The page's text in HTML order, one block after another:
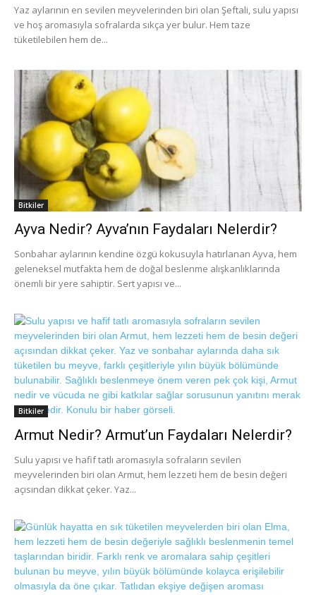
Yaz aylarının en sevilen meyvelerinden biri olan Şeftali, sulu yapısı
ve hoş aromasıyla sofralarda sıkça yer bulur. Hem taze
tüketilebilen hem de...
Bitkiler
Ayva Nedir? Ayva’nın Faydaları Nelerdir?
Sonbahar aylarının kendine özgü kokusuyla hatırlanan Ayva, hem
geleneksel mutfakta hem de doğal beslenme alışkanlıklarında
önemli bir yere sahiptir. Sert yapısı ve...
Bitkiler
Armut Nedir? Armut’un Faydaları Nelerdir?
Sulu yapısı ve hafif tatlı aromasıyla sofraların sevilen
meyvelerinden biri olan Armut, hem lezzeti hem de besin değeri
açısından dikkat çeker. Yaz...